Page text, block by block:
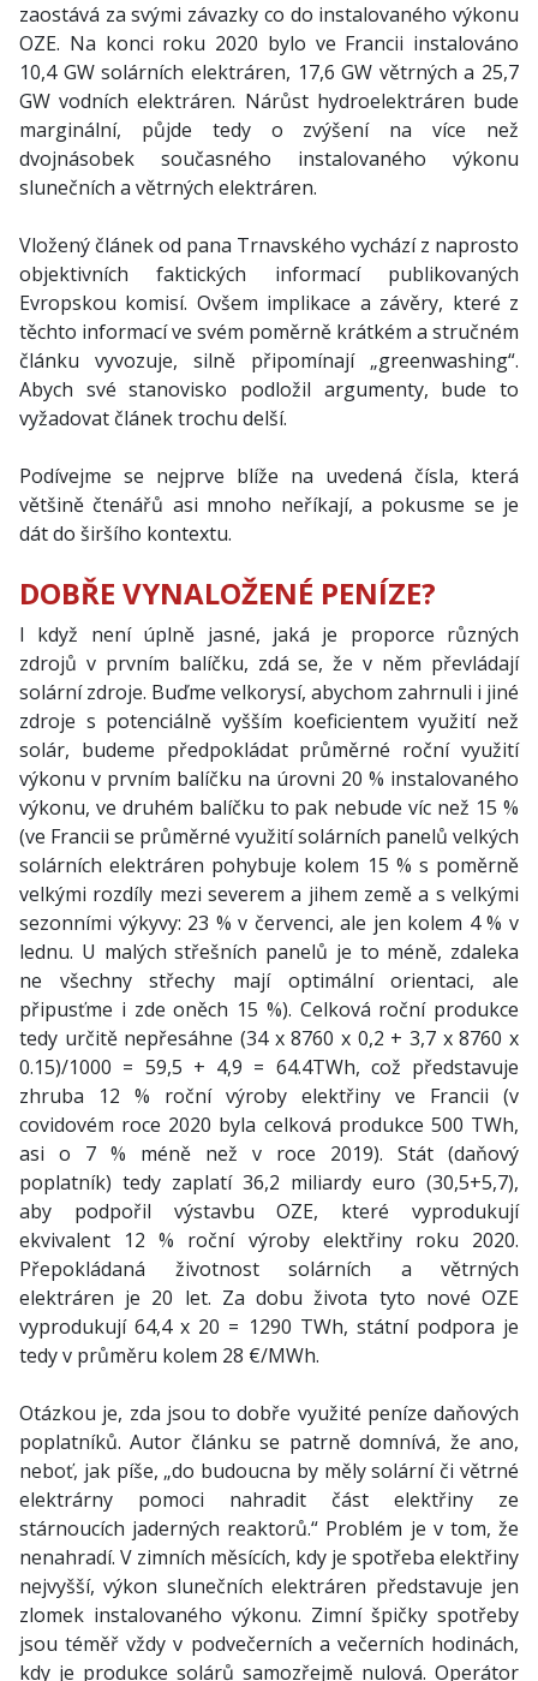
zaostává za svými závazky co do instalovaného výkonu
OZE. Na konci roku 2020 bylo ve Francii instalováno
10,4 GW solárních elektráren, 17,6 GW větrných a 25,7
GW vodních elektráren. Nárůst hydroelektráren bude
marginální, půjde tedy o zvýšení na více než
dvojnásobek současného instalovaného výkonu
slunečních a větrných elektráren.
Vložený článek od pana Trnavského vychází z naprosto
objektivních faktických informací publikovaných
Evropskou komisí. Ovšem implikace a závěry, které z
těchto informací ve svém poměrně krátkém a stručném
článku vyvozuje, silně připomínají „greenwashing“.
Abych své stanovisko podložil argumenty, bude to
vyžadovat článek trochu delší.
Podívejme se nejprve blíže na uvedená čísla, která
většině čtenářů asi mnoho neříkají, a pokusme se je
dát do širšího kontextu.
DOBŘE VYNALOŽENÉ PENÍZE?
I když není úplně jasné, jaká je proporce různých
zdrojů v prvním balíčku, zdá se, že v něm převládají
solární zdroje. Buďme velkorysí, abychom zahrnuli i jiné
zdroje s potenciálně vyšším koeficientem využití než
solár, budeme předpokládat průměrné roční využití
výkonu v prvním balíčku na úrovni 20 % instalovaného
výkonu, ve druhém balíčku to pak nebude víc než 15 %
(ve Francii se průměrné využití solárních panelů velkých
solárních elektráren pohybuje kolem 15 % s poměrně
velkými rozdíly mezi severem a jihem země a s velkými
sezonními výkyvy: 23 % v červenci, ale jen kolem 4 % v
lednu. U malých střešních panelů je to méně, zdaleka
ne všechny střechy mají optimální orientaci, ale
připusťme i zde oněch 15 %). Celková roční produkce
tedy určitě nepřesáhne (34 x 8760 x 0,2 + 3,7 x 8760 x
0.15)/1000 = 59,5 + 4,9 = 64.4TWh, což představuje
zhruba 12 % roční výroby elektřiny ve Francii (v
covidovém roce 2020 byla celková produkce 500 TWh,
asi o 7 % méně než v roce 2019). Stát (daňový
poplatník) tedy zaplatí 36,2 miliardy euro (30,5+5,7),
aby podpořil výstavbu OZE, které vyprodukují
ekvivalent 12 % roční výroby elektřiny roku 2020.
Přepokládaná životnost solárních a větrných
elektráren je 20 let. Za dobu života tyto nové OZE
vyprodukují 64,4 x 20 = 1290 TWh, státní podpora je
tedy v průměru kolem 28 €/MWh.
Otázkou je, zda jsou to dobře využité peníze daňových
poplatníků. Autor článku se patrně domnívá, že ano,
neboť, jak píše, „do budoucna by měly solární či větrné
elektrárny pomoci nahradit část elektřiny ze
stárnoucích jaderných reaktorů.“ Problém je v tom, že
nenahradí. V zimních měsících, kdy je spotřeba elektřiny
nejvyšší, výkon slunečních elektráren představuje jen
zlomek instalovaného výkonu. Zimní špičky spotřeby
jsou téměř vždy v podvečerních a večerních hodinách,
kdy je produkce solárů samozřejmě nulová. Operátor